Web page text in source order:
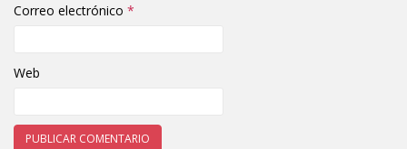
Correo electrónico *
Web